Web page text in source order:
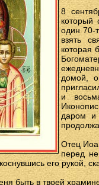
8
который
один 70-
взять
которая
домой,
и
даром и
Отец
перед
его рукой,
быть в твоей